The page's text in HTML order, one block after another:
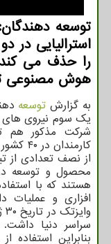
توسعه
استرالیایی در
را حذف می کند
هوش مصنوعی
به گزارش توسعه
یک سوم نیروی های
از نصف تعدادی از
محصول و توسعه در
هستند که با
افزاری و عملیات
سراسر دنیا
بنابراین